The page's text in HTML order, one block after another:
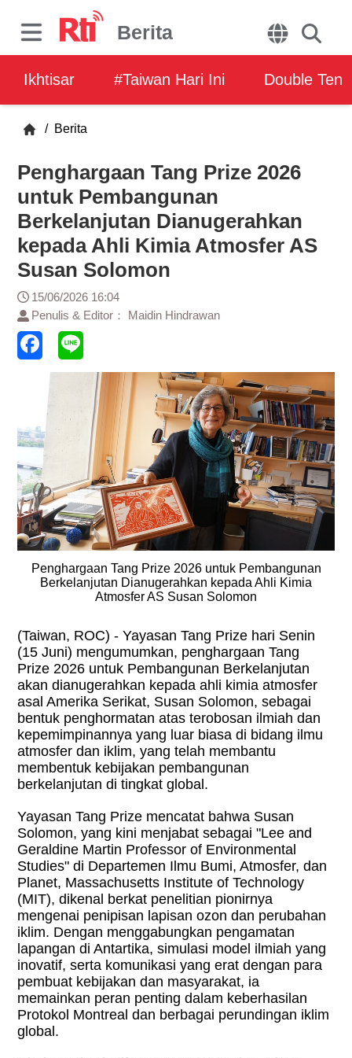
Berita
Ikhtisar #Taiwan Hari Ini Double Ten
/ Berita
Penghargaan Tang Prize 2026
untuk Pembangunan
Berkelanjutan Dianugerahkan
kepada Ahli Kimia Atmosfer AS
Susan Solomon
15/06/2026 16:04
Penulis & Editor： Maidin Hindrawan
Penghargaan Tang Prize 2026 untuk Pembangunan
Berkelanjutan Dianugerahkan kepada Ahli Kimia
Atmosfer AS Susan Solomon
(Taiwan, ROC) - Yayasan Tang Prize hari Senin
(15 Juni) mengumumkan, penghargaan Tang
Prize 2026 untuk Pembangunan Berkelanjutan
akan dianugerahkan kepada ahli kimia atmosfer
asal Amerika Serikat, Susan Solomon, sebagai
bentuk penghormatan atas terobosan ilmiah dan
kepemimpinannya yang luar biasa di bidang ilmu
atmosfer dan iklim, yang telah membantu
membentuk kebijakan pembangunan
berkelanjutan di tingkat global.
Yayasan Tang Prize mencatat bahwa Susan
Solomon, yang kini menjabat sebagai "Lee and
Geraldine Martin Professor of Environmental
Studies" di Departemen Ilmu Bumi, Atmosfer, dan
Planet, Massachusetts Institute of Technology
(MIT), dikenal berkat penelitian pionirnya
mengenai penipisan lapisan ozon dan perubahan
iklim. Dengan menggabungkan pengamatan
lapangan di Antartika, simulasi model ilmiah yang
inovatif, serta komunikasi yang erat dengan para
pembuat kebijakan dan masyarakat, ia
memainkan peran penting dalam keberhasilan
Protokol Montreal dan berbagai perundingan iklim
global.